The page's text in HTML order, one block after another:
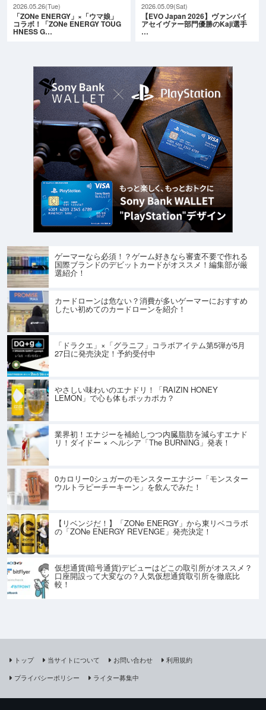
2026.05.26(Tue)
「ZONe ENERGY」×「ウマ娘」
コラボ！「ZONe ENERGY TOUG
HNESS G…
2026.05.09(Sat)
【EVO Japan 2026】ヴァンパイ
アセイヴァー部門優勝のKaji選手
…
ゲーマーなら必須！？ゲーム好きなら審査不要で作れる
国際ブランドのデビットカードがオススメ！編集部が厳
選紹介！
カードローンは危ない？消費が多いゲーマーにおすすめ
したい初めてのカードローンを紹介！
「ドラクエ」×「グラニフ」コラボアイテム第5弾が5月
27日に発売決定！予約受付中
やさしい味わいのエナドリ！「RAIZIN HONEY
LEMON」で心も体もポッカポカ？
業界初！エナジーを補給しつつ内臓脂肪を減らすエナド
リ！ダイドー × ヘルシア「The BURNING」発表！
0カロリー0シュガーのモンスターエナジー「モンスター
ウルトラピーチーキーン」を飲んでみた！
【リベンジだ！】「ZONe ENERGY」から東リベコラボ
の「ZONe ENERGY REVENGE」発売決定！
仮想通貨(暗号通貨)デビューはどこの取引所がオススメ？
口座開設って大変なの？人気仮想通貨取引所を徹底比
較！
トップ 当サイトについて お問い合わせ
利用規約
プライバシーポリシー
ライター募集中